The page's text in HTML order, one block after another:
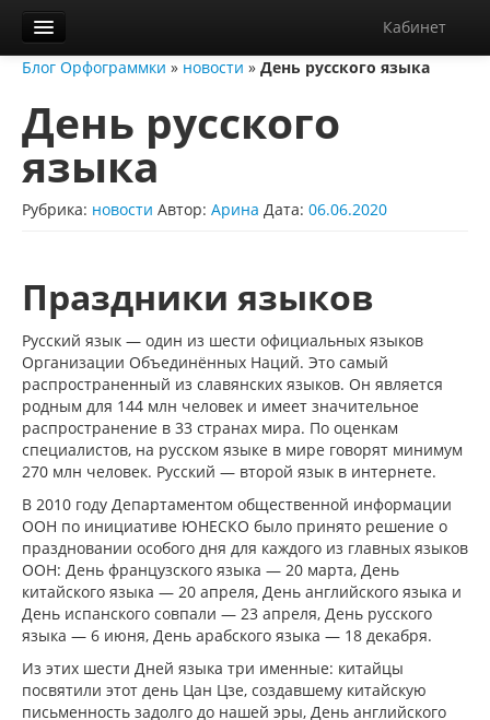
Кабинет
Орфограммка
Библиотека
Блог
О нас
Справка
Диктанты
Блог Орфограммки » новости » День русского языка
День русского
языка
Рубрика: новости Автор: Арина Дата: 06.06.2020
Праздники языков
Русский язык — один из шести официальных языков
Организации Объединённых Наций. Это самый
распространенный из славянских языков. Он является
родным для 144 млн человек и имеет значительное
распространение в 33 странах мира. По оценкам
специалистов, на русском языке в мире говорят минимум
270 млн человек. Русский — второй язык в интернете.
В 2010 году Департаментом общественной информации
ООН по инициативе ЮНЕСКО было принято решение о
праздновании особого дня для каждого из главных языков
ООН: День французского языка — 20 марта, День
китайского языка — 20 апреля, День английского языка и
День испанского совпали — 23 апреля, День русского
языка — 6 июня, День арабского языка — 18 декабря.
Из этих шести Дней языка три именные: китайцы
посвятили этот день Цан Цзе, создавшему китайскую
письменность задолго до нашей эры, День английского